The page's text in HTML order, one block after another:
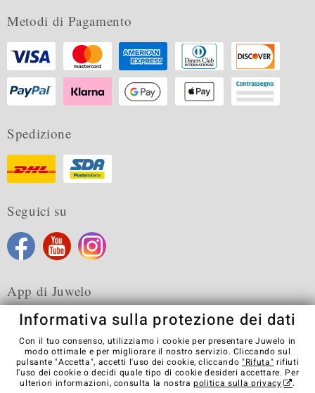
Metodi di Pagamento
Spedizione
Seguici su
App di Juwelo
Condizioni generali di vendita Informativa Privacy
Cookies
Note legali
Contatti Recedere dal contratto
Informativa sulla protezione dei dati
Con il tuo consenso, utilizziamo i cookie per presentare Juwelo in
modo ottimale e per migliorare il nostro servizio. Cliccando sul
pulsante "Accetta", accetti l'uso dei cookie, cliccando "Rifuta" rifiuti
l'uso dei cookie o decidi quale tipo di cookie desideri accettare. Per
ulteriori informazioni, consulta la nostrapolitica sulla privacy .